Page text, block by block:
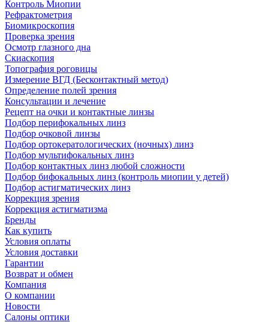
Контроль Миопии
Рефрактометрия
Биомикроскопия
Проверка зрения
Осмотр глазного дна
Скиаскопия
Топография роговицы
Измерение ВГД (Бесконтактный метод)
Определение полей зрения
Консультации и лечение
Рецепт на очки и контактные линзы
Подбор перифокальных линз
Подбор очковой линзы
Подбор ортокератологических (ночных) линз
Подбор мультифокальных линз
Подбор контактных линз любой сложности
Подбор бифокальных линз (контроль миопии у детей)
Подбор астигматических линз
Коррекция зрения
Коррекция астигматизма
Бренды
Как купить
Условия оплаты
Условия доставки
Гарантии
Возврат и обмен
Компания
О компании
Новости
Салоны оптики